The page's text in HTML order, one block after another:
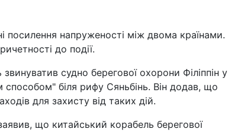
посилення напруженості між двома країнами.
до події.
судно берегової охорони Філіппін у
способом" біля рифу Сяньбінь. Він додав, що
для захисту від таких дій.
що китайський корабель берегової